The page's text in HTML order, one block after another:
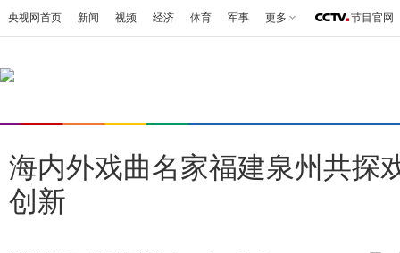
央视网首页 新闻 视频 经济 体育 军事 更多 节目官网
海内外戏曲名家福建泉州共探
创新